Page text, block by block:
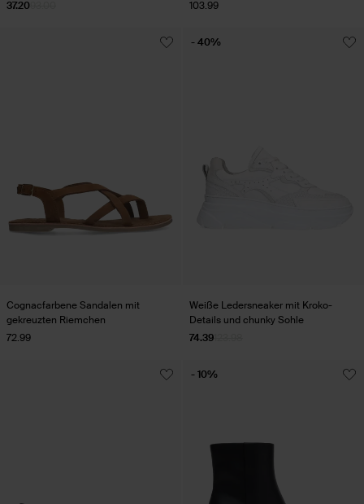
37.20 103.99
Cognacfarbene Sandalen mit
gekreuzten Riemchen
72.99
Weiße Ledersneaker mit Kroko-
Details und chunky Sohle
74.39
- 40%
- 10%